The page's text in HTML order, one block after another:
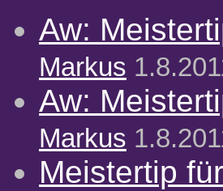
Aw:
Markus
Aw:
Markus
Meistertip